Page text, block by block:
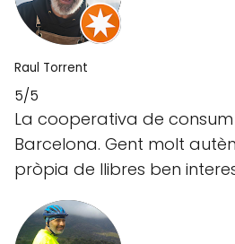
Raul Torrent
5/5
La cooperativa de
Barcelona. Gent molt
pròpia de llibres ben